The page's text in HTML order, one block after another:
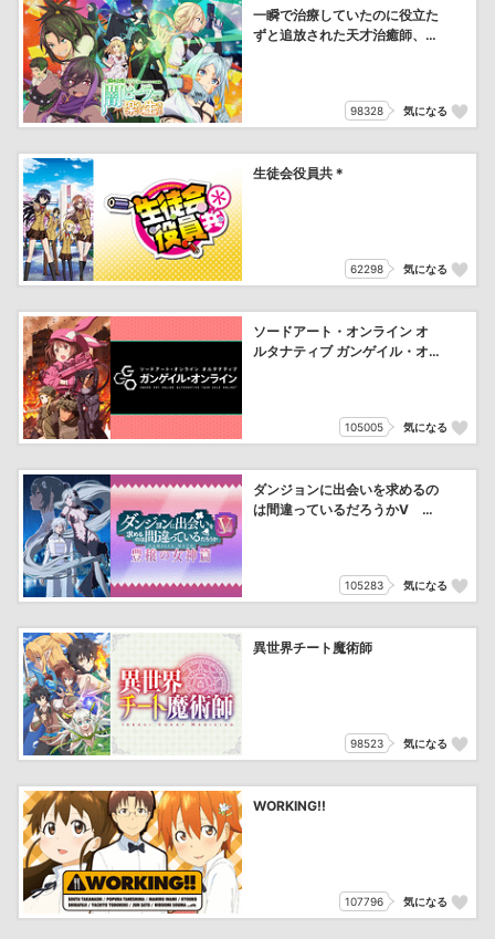
一瞬で治療していたのに役立た
ずと追放された天才治癒師、闇
98328 気になる
生徒会役員共＊
62298 気になる
ソードアート・オンライン オ
ルタナティブ ガンゲイル・オ
105005 気になる
ダンジョンに出会いを求めるの
は間違っているだろうかⅤ 豊
105283 気になる
異世界チート魔術師
98523 気になる
WORKING!!
107796 気になる